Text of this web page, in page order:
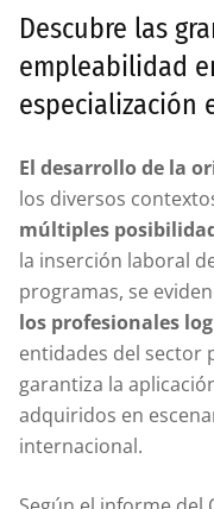
Descubre las
empleabilidad
especialización
El desarrollo de la
los diversos
múltiples
la inserción laboral
programas, se
los profesionales
entidades del sector
garantiza la
adquiridos en
internacional.